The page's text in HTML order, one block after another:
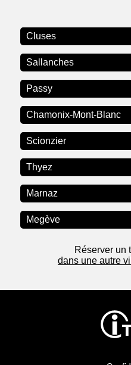
Cluses
Sallanches
Passy
Chamonix-Mont-Blanc
Scionzier
Thyez
Marnaz
Megève
Réserver un
dans une autre